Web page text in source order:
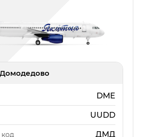
Домодедово
DME
UUDD
ДМД